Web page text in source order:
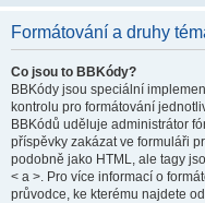
Formátování a druhy
Co jsou to BBKódy?
BBKódy jsou speciální
kontrolu pro formátování
BBKódů uděluje administrátor
příspěvky zakázat ve formuláři
podobně jako HTML, ale tagy
< a >. Pro více informací o
průvodce, ke kterému najdete